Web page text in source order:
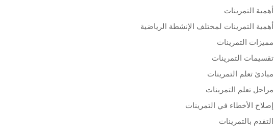
أهمية التمرينات
أهمية التمرينات لمختلف الإنشطة الرياضية
مميزات التمرينات
تقسيمات التمرينات
مبادئ تعلم التمرينات
مراحل تعلم التمرينات
إصلاح الأخطاء في التمرينات
التقدم بالتمرينات